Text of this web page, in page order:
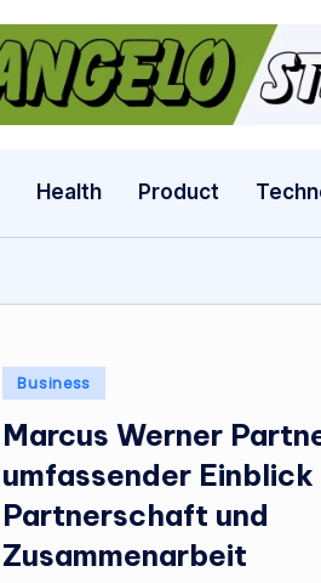
a
e
l
t
il
l
Health Product
Posted
Business
Marcus Werner
umfassender Einblick
Partnerschaft und
Zusammenarbeit